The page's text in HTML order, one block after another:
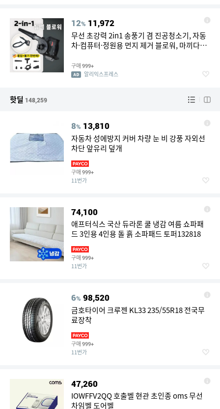
12% 11,972
무선 초강력 2in1 송풍기 겸 진공청소기, 자동
차·컴퓨터·정원용 먼지 제거 블로워, 마끼다
구매 999+
알리익스프레스
핫딜 148,259
8% 13,810
자동차 성에방지 커버 차량 눈 비 강풍 자외선
차단 앞유리 덮개
구매 999+
11번가
74,100
애프터식스 국산 듀라론 쿨 냉감 여름 쇼파패
드 3인용 4인용 돌 흙 소파패드 토퍼132818
구매 999+
11번가
6% 98,520
금호타이어 크루젠 KL33 235/55R18 전국무
료장착
구매 999+
11번가
47,260
IOWFFV2QQ 호출벨 현관 초인종 oms 무선
차임벨 도어벨